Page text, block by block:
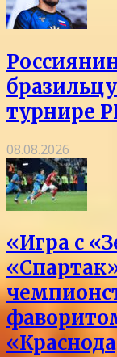
турнире
08.08.2026
«Игра с